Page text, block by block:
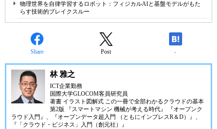
物理世界を自律学習するロボット：フィジカルAIと基盤モデルがもた
らす技術的ブレイクスルー
Share Post -
林 雅之
ICT企業勤務
国際大学GLOCOM客員研究員
著書 イラスト図解式 この一冊で全部わかるクラウドの基本
第2版
『スマートマシン 機械が考える時代』
『オープンク
ラウド入門』 、 『オープンデータ超入門 （ともにインプレスR＆D）』 、
『「クラウド・ビジネス」入門（創元社）』